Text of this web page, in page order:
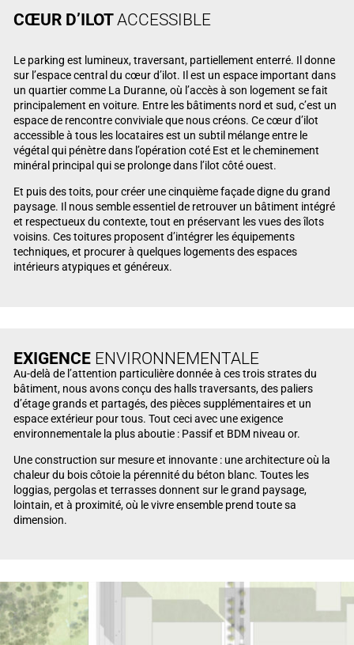
CŒUR D’ILOTACCESSIBLE
Le parking est lumineux, traversant, partiellement enterré. Il donne
sur l’espace central du cœur d’ilot. Il est un espace important dans
un quartier comme La Duranne, où l’accès à son logement se fait
principalement en voiture. Entre les bâtiments nord et sud, c’est un
espace de rencontre conviviale que nous créons. Ce cœur d’ilot
accessible à tous les locataires est un subtil mélange entre le
végétal qui pénètre dans l’opération coté Est et le cheminement
minéral principal qui se prolonge dans l’ilot côté ouest.
Et puis des toits, pour créer une cinquième façade digne du grand
paysage. Il nous semble essentiel de retrouver un bâtiment intégré
et respectueux du contexte, tout en préservant les vues des îlots
voisins. Ces toitures proposent d’intégrer les équipements
techniques, et procurer à quelques logements des espaces
intérieurs atypiques et généreux.
EXIGENCE ENVIRONNEMENTALE
Au-delà de l’attention particulière donnée à ces trois strates du
bâtiment, nous avons conçu des halls traversants, des paliers
d’étage grands et partagés, des pièces supplémentaires et un
espace extérieur pour tous. Tout ceci avec une exigence
environnementale la plus aboutie : Passif et BDM niveau or.
Une construction sur mesure et innovante : une architecture où la
chaleur du bois côtoie la pérennité du béton blanc. Toutes les
loggias, pergolas et terrasses donnent sur le grand paysage,
lointain, et à proximité, où le vivre ensemble prend toute sa
dimension.